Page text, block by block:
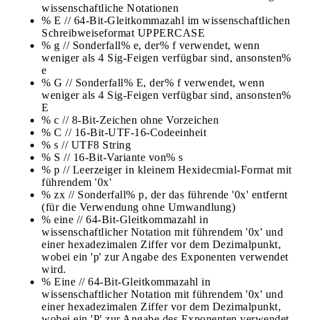
wissenschaftliche Notationen
% E // 64-Bit-Gleitkommazahl im wissenschaftlichen
Schreibweiseformat UPPERCASE
% g // Sonderfall% e, der% f verwendet, wenn
weniger als 4 Sig-Feigen verfügbar sind, ansonsten%
e
% G // Sonderfall% E, der% f verwendet, wenn
weniger als 4 Sig-Feigen verfügbar sind, ansonsten%
E
% c // 8-Bit-Zeichen ohne Vorzeichen
% C // 16-Bit-UTF-16-Codeeinheit
% s // UTF8 String
% S // 16-Bit-Variante von% s
% p // Leerzeiger in kleinem Hexidecmial-Format mit
führendem '0x'
% zx // Sonderfall% p, der das führende '0x' entfernt
(für die Verwendung ohne Umwandlung)
% eine // 64-Bit-Gleitkommazahl in
wissenschaftlicher Notation mit führendem '0x' und
einer hexadezimalen Ziffer vor dem Dezimalpunkt,
wobei ein 'p' zur Angabe des Exponenten verwendet
wird.
% Eine // 64-Bit-Gleitkommazahl in
wissenschaftlicher Notation mit führendem '0x' und
einer hexadezimalen Ziffer vor dem Dezimalpunkt,